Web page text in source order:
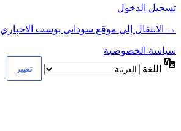
تسجيل الدخول
→ الانتقال إلى موقع سوداني بوست الاخباري
سياسة الخصوصية
اللغة